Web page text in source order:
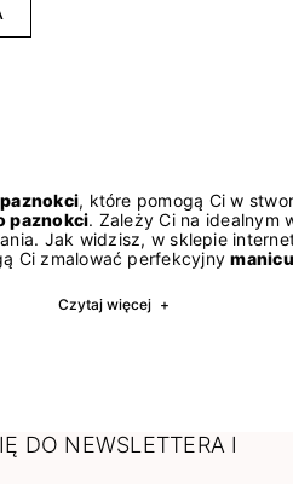
, które pomogą Ci w
paznokci. Zależy Ci na idealnym
Jak widzisz, w sklepie
Ci zmalować perfekcyjny
Czytaj więcej +
DO NEWSLETTERA I